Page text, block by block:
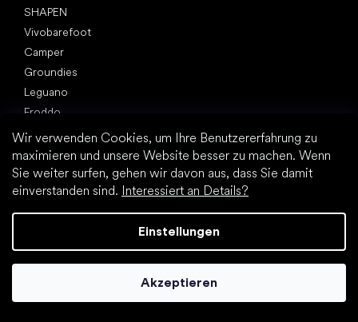
Wir verwenden Cookies, um Ihre Benutzererfahrung zu
maximieren und unsere Website besser zu machen. Wenn
Sie weiter surfen, gehen wir davon aus, dass Sie damit
einverstanden sind. Interessiert an Details?
Einstellungen
Akzeptieren
SHAPEN
Vivobarefoot
Camper
Groundies
Leguano
Froddo
KOEL
Artikel
Hallux valgus (Ballenzeh)
Fersensporn
Plattfuß
Flache Laufsohle vs. Absatzschuhe
Wasserfeste Barfußschuhe